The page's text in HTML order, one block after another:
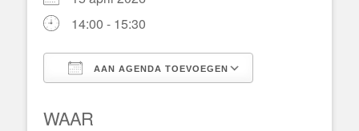
14:00 - 15:30
AAN AGENDA TOEVOEGEN
WAAR